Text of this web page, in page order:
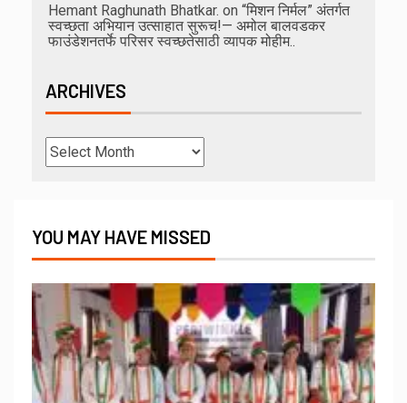
Hemant Raghunath Bhatkar. on “मिशन निर्मल” अंतर्गत
स्वच्छता अभियान उत्साहात सुरूच!— अमोल बालवडकर
फाउंडेशनतर्फे परिसर स्वच्छतेसाठी व्यापक मोहीम..
ARCHIVES
YOU MAY HAVE MISSED